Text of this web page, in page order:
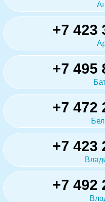
+7 423
+7 495
+7 472
+7 423
+7 492